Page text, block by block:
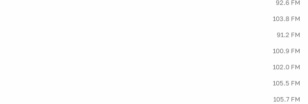
92.6 FM
103.8 FM
91.2 FM
100.9 FM
102.0 FM
105.5 FM
105.7 FM